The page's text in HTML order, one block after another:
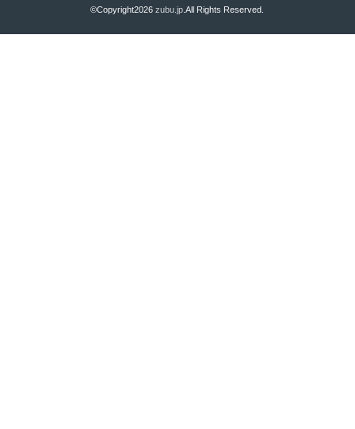
©Copyright2026zubu.jp.All Rights Reserved.